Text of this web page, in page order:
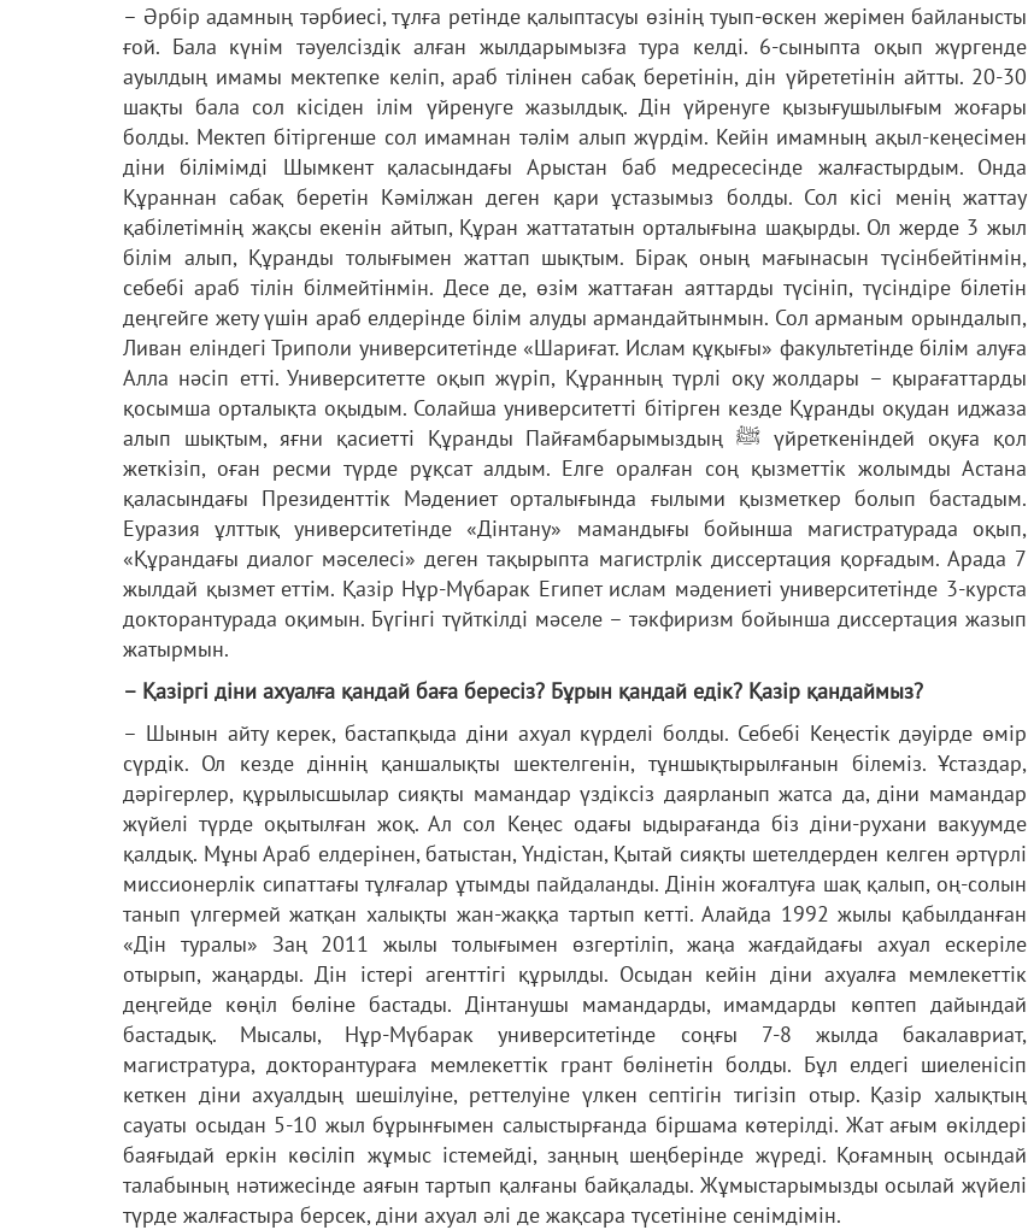
– Әрбір адамның тәрбиесі, тұлға ретінде қалыптасуы өзінің туып-өскен жерімен байланысты
ғой. Бала күнім тәуелсіздік алған жылдарымызға тура келді. 6-сыныпта оқып жүргенде
ауылдың имамы мектепке келіп, араб тілінен сабақ беретінін, дін үйрететінін айтты. 20-30
шақты бала сол кісіден ілім үйренуге жазылдық. Дін үйренуге қызығушылығым жоғары
болды. Мектеп бітіргенше сол имамнан тәлім алып жүрдім. Кейін имамның ақыл-кеңесімен
діни білімімді Шымкент қаласындағы Арыстан баб медресесінде жалғастырдым. Онда
Құраннан сабақ беретін Кәмілжан деген қари ұстазымыз болды. Сол кісі менің жаттау
қабілетімнің жақсы екенін айтып, Құран жаттататын орталығына шақырды. Ол жерде 3 жыл
білім алып, Құранды толығымен жаттап шықтым. Бірақ оның мағынасын түсінбейтінмін,
себебі араб тілін білмейтінмін. Десе де, өзім жаттаған аяттарды түсініп, түсіндіре білетін
деңгейге жету үшін араб елдерінде білім алуды армандайтынмын. Сол арманым орындалып,
Ливан еліндегі Триполи университетінде «Шариғат. Ислам құқығы» факультетінде білім алуға
Алла нәсіп етті. Университетте оқып жүріп, Құранның түрлі оқу жолдары – қырағаттарды
қосымша орталықта оқыдым. Солайша университетті бітірген кезде Құранды оқудан иджаза
алып шықтым, яғни қасиетті Құранды Пайғамбарымыздың ﷺ үйреткеніндей оқуға қол
жеткізіп, оған ресми түрде рұқсат алдым. Елге оралған соң қызметтік жолымды Астана
қаласындағы Президенттік Мәдениет орталығында ғылыми қызметкер болып бастадым.
Еуразия ұлттық университетінде «Дінтану» мамандығы бойынша магистратурада оқып,
«Құрандағы диалог мәселесі» деген тақырыпта магистрлік диссертация қорғадым. Арада 7
жылдай қызмет еттім. Қазір Нұр-Мүбарак Египет ислам мәдениеті университетінде 3-курста
докторантурада оқимын. Бүгінгі түйткілді мәселе – тәкфиризм бойынша диссертация жазып
жатырмын.
– Қазіргі діни ахуалға қандай баға бересіз? Бұрын қандай едік? Қазір қандаймыз?
– Шынын айту керек, бастапқыда діни ахуал күрделі болды. Себебі Кеңестік дәуірде өмір
сүрдік. Ол кезде діннің қаншалықты шектелгенін, тұншықтырылғанын білеміз. Ұстаздар,
дәрігерлер, құрылысшылар сияқты мамандар үздіксіз даярланып жатса да, діни мамандар
жүйелі түрде оқытылған жоқ. Ал сол Кеңес одағы ыдырағанда біз діни-рухани вакуумде
қалдық. Мұны Араб елдерінен, батыстан, Үндістан, Қытай сияқты шетелдерден келген әртүрлі
миссионерлік сипаттағы тұлғалар ұтымды пайдаланды. Дінін жоғалтуға шақ қалып, оң-солын
танып үлгермей жатқан халықты жан-жаққа тартып кетті. Алайда 1992 жылы қабылданған
«Дін туралы» Заң 2011 жылы толығымен өзгертіліп, жаңа жағдайдағы ахуал ескеріле
отырып, жаңарды. Дін істері агенттігі құрылды. Осыдан кейін діни ахуалға мемлекеттік
деңгейде көңіл бөліне бастады. Дінтанушы мамандарды, имамдарды көптеп дайындай
бастадық. Мысалы, Нұр-Мүбарак университетінде соңғы 7-8 жылда бакалавриат,
магистратура, докторантураға мемлекеттік грант бөлінетін болды. Бұл елдегі шиеленісіп
кеткен діни ахуалдың шешілуіне, реттелуіне үлкен септігін тигізіп отыр. Қазір халықтың
сауаты осыдан 5-10 жыл бұрынғымен салыстырғанда біршама көтерілді. Жат ағым өкілдері
баяғыдай еркін көсіліп жұмыс істемейді, заңның шеңберінде жүреді. Қоғамның осындай
талабының нәтижесінде аяғын тартып қалғаны байқалады. Жұмыстарымызды осылай жүйелі
түрде жалғастыра берсек, діни ахуал әлі де жақсара түсетініне сенімдімін.